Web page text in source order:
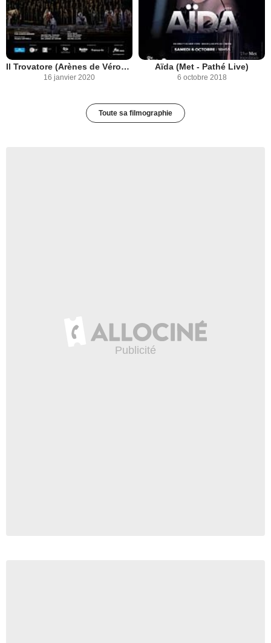
Il Trovatore (Arènes de Vérone-FRA Cinéma)
16 janvier 2020
Aïda (Met - Pathé Live)
6 octobre 2018
Toute sa filmographie